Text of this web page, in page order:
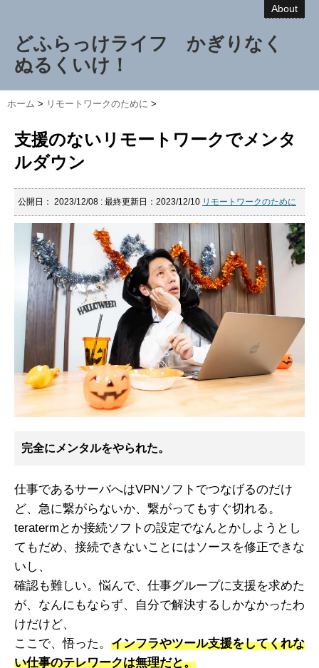
About
どふらっけライフ かぎりなく
ぬるくいけ！
ホーム > リモートワークのために >
支援のないリモートワークでメンタ
ルダウン
公開日： 2023/12/08 : 最終更新日：2023/12/10 リモートワークのために
完全にメンタルをやられた。
仕事であるサーバへはVPNソフトでつなげるのだけ
ど、急に繋がらないか、繋がってもすぐ切れる。
teratermとか接続ソフトの設定でなんとかしようとし
てもだめ、接続できないことにはソースを修正できな
いし、
確認も難しい。悩んで、仕事グループに支援を求めた
が、なんにもならず、自分で解決するしかなかったわ
けだけど、
ここで、悟った。 インフラやツール支援をしてくれな
い仕事のテレワークは無理だと。